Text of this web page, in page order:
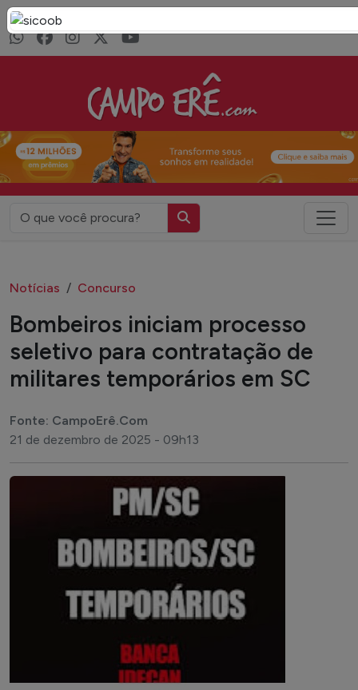
Seja bem vindo ao portal Campo Erê.com
Campo Erê.com
Notícias Concurso
Bombeiros iniciam processo
seletivo para contratação de
militares temporários em SC
Fonte: CampoErê.Com
21 de dezembro de 2025 - 09h13